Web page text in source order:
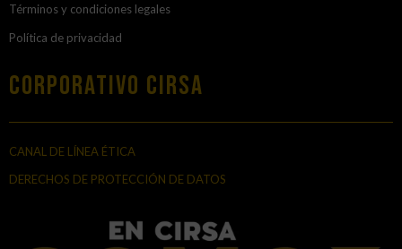
Términos y condiciones legales
Política de privacidad
Corporativo Cirsa
CANAL DE LÍNEA ÉTICA
DERECHOS DE PROTECCIÓN DE DATOS